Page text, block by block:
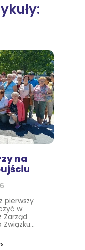
na
pierwszy
w
Zarząd